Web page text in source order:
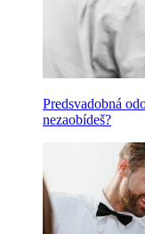
Predsvadobná
nezaobídeš?